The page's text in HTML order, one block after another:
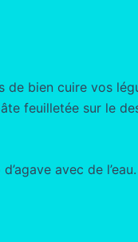
de bien cuire vos
feuilletée sur le
avec de